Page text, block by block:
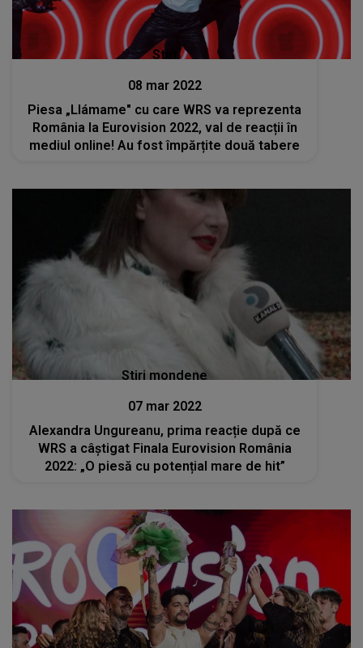
Stiri
08 mar 2022
Piesa „Llámame" cu care WRS va reprezenta
România la Eurovision 2022, val de reacții în
mediul online! Au fost împărțite două tabere
Stiri mondene
07 mar 2022
Alexandra Ungureanu, prima reacție după ce
WRS a câștigat Finala Eurovision România
2022: „O piesă cu potențial mare de hit”